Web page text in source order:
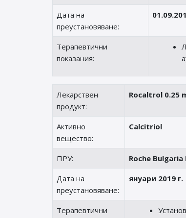
Дата на
преустановяване:
Терапевтични
показания:
Лекарствен
продукт:
Rocaltrol 0.25
Активно
вещество:
Calcitriol
ПРУ: Roche Bulgaria
Дата на
преустановяване:
януари 2019 г.
Терапевтични